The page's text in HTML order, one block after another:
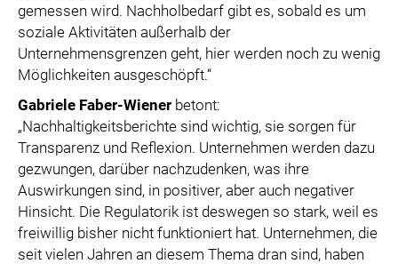
gemessen wird. Nachholbedarf gibt es, sobald es um
soziale Aktivitäten außerhalb der
Unternehmensgrenzen geht, hier werden noch zu wenig
Möglichkeiten ausgeschöpft.“
Gabriele Faber-Wiener betont:
„Nachhaltigkeitsberichte sind wichtig, sie sorgen für
Transparenz und Reflexion. Unternehmen werden dazu
gezwungen, darüber nachzudenken, was ihre
Auswirkungen sind, in positiver, aber auch negativer
Hinsicht. Die Regulatorik ist deswegen so stark, weil es
freiwillig bisher nicht funktioniert hat. Unternehmen, die
seit vielen Jahren an diesem Thema dran sind, haben